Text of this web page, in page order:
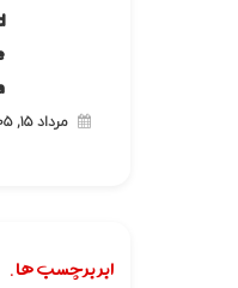
مرداد ۱۵, ۱۴۰۵
ابر برچسب ها.